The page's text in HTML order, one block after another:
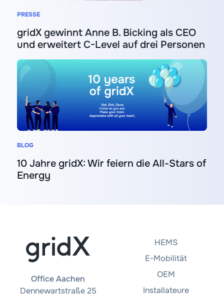
PRESSE
gridX gewinnt Anne B. Bicking als CEO
und erweitert C-Level auf drei Personen
BLOG
10 Jahre gridX: Wir feiern die All-Stars of
Energy
Office Aachen
Dennewartstraße 25
HEMS
E-Mobilität
OEM
Installateure